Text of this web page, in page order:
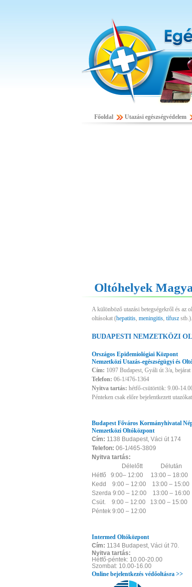
Főoldal Utazási egészségvédelem
Oltóhelyek
A különböző utazási betegségekről és az
oltásokat (hepatitis, meningitis, tífusz stb.).
BUDAPESTI NEMZETKÖZI
Országos Epidemiológiai Központ
Nemzetközi Utazás-egészségügyi és
Cím: 1097 Budapest, Gyáli út 3/a,
Telefon: 06-1/476-1364
Nyitva tartás: hétfő-csütörtök: 9.00-
Pénteken csak előre bejelentkezett
Budapest Főváros Kormányhivatal
Nemzetközi Oltóközpont
Cím: 1138 Budapest, Váci út 174
Telefon: 06-1/465-3809
Nyitva tartás:
Délelőtt
Délután
Hétfő
9:00– 12:00
13:00 – 18:00
Kedd
9:00 – 12:00
13:00 – 15:00
Szerda 9:00 – 12:00
13:00 – 16:00
Csüt.
9:00 – 12:00
13:00 – 15:00
Péntek 9:00 – 12:00
Intermed Oltóközpont
Cím: 1134 Budapest, Váci út 70.
Nyitva tartás:
Hétfő-péntek: 10.00-20.00
Szombat: 10.00-16.00
Online bejelentkezés védőoltásra >>